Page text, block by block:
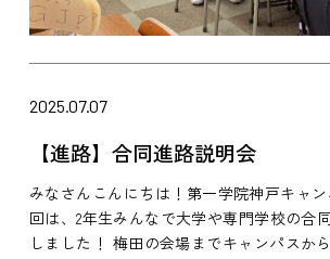
2025.07.07
【進路】合同進路説明会
みなさんこんにちは！第一学院神戸キ
回は、2年生みんなで大学や専門学校の合
しました！ 梅田の会場までキャンパスか